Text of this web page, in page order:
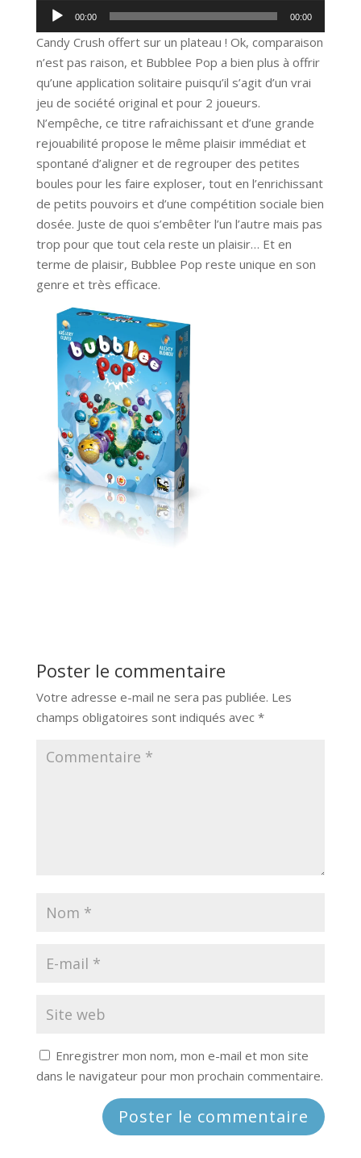
Lecteur
audio
00:00 00:00
Candy Crush offert sur un plateau ! Ok, comparaison
n’est pas raison, et Bubblee Pop a bien plus à offrir
qu’une application solitaire puisqu’il s’agit d’un vrai
jeu de société original et pour 2 joueurs.
N’empêche, ce titre rafraichissant et d’une grande
rejouabilité propose le même plaisir immédiat et
spontané d’aligner et de regrouper des petites
boules pour les faire exploser, tout en l’enrichissant
de petits pouvoirs et d’une compétition sociale bien
dosée. Juste de quoi s’embêter l’un l’autre mais pas
trop pour que tout cela reste un plaisir… Et en
terme de plaisir, Bubblee Pop reste unique en son
genre et très efficace.
Poster le commentaire
Votre adresse e-mail ne sera pas publiée. Les
champs obligatoires sont indiqués avec *
Enregistrer mon nom, mon e-mail et mon site
dans le navigateur pour mon prochain commentaire.